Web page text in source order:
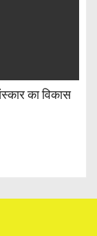
का विकास